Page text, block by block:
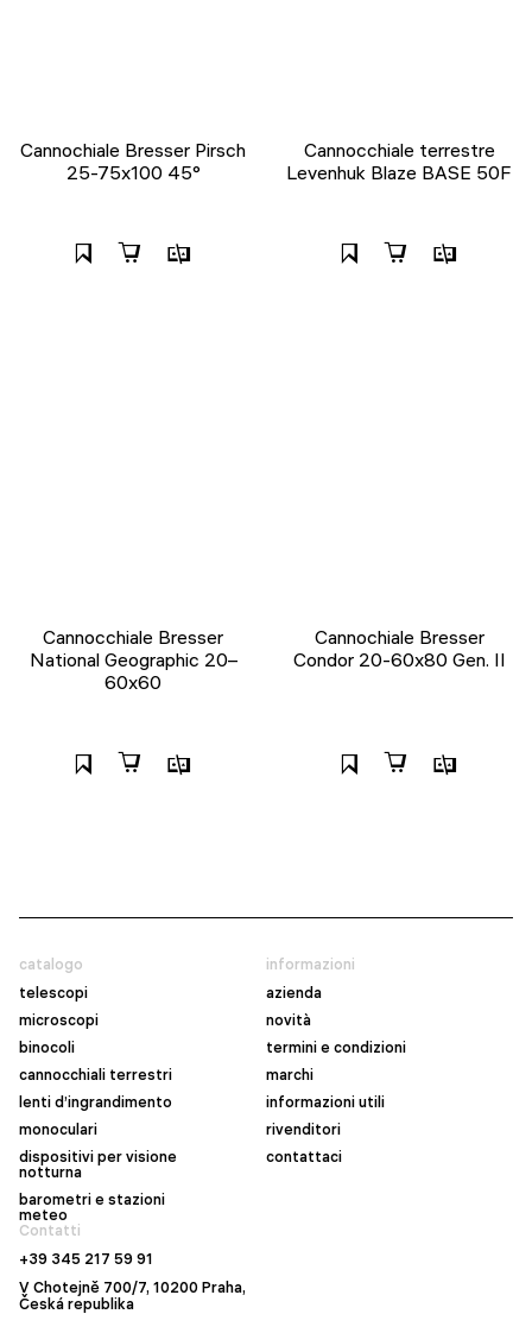
Cannochiale Bresser Pirsch
25-75x100 45°
Cannocchiale terrestre
Levenhuk Blaze BASE 50F
Сannocchiale Bresser
National Geographic 20–
60x60
Cannochiale Bresser
Condor 20-60x80 Gen. II
catalogo
telescopi
microscopi
binocoli
cannocchiali terrestri
lenti d’ingrandimento
monoculari
dispositivi per visione
notturna
barometri e stazioni
meteo
informazioni
azienda
novità
termini e condizioni
marchi
informazioni utili
rivenditori
contattaci
Contatti
+39 345 217 59 91
V Chotejně 700/7, 10200 Praha,
Česká republika